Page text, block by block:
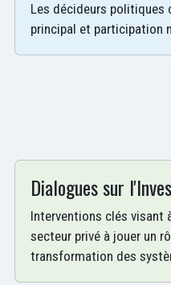
Les décideurs politiques
principal et participation
Dialogues sur
Interventions clés visant
secteur privé à jouer un
transformation des